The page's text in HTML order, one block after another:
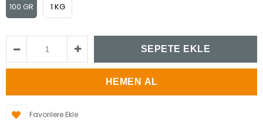
100 GR 1 KG
Favorilere Ekle